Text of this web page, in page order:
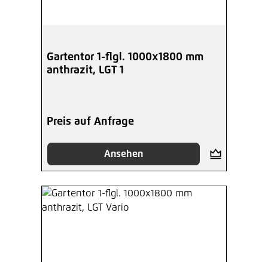
Gartentor 1-flgl. 1000x1800 mm
anthrazit, LGT 1
Preis auf Anfrage
Ansehen